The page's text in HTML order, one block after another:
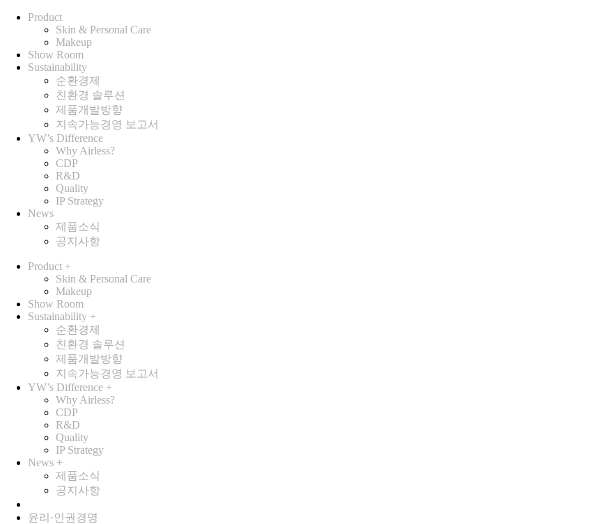
Product
Skin & Personal Care
Makeup
Show Room
Sustainability
순환경제
친환경 솔루션
제품개발방향
지속가능경영 보고서
YW’s Difference
Why Airless?
CDP
R&D
Quality
IP Strategy
News
제품소식
공지사항
Product +
Skin & Personal Care
Makeup
Show Room
Sustainability +
순환경제
친환경 솔루션
제품개발방향
지속가능경영 보고서
YW’s Difference +
Why Airless?
CDP
R&D
Quality
IP Strategy
News +
제품소식
공지사항
윤리·인권경영